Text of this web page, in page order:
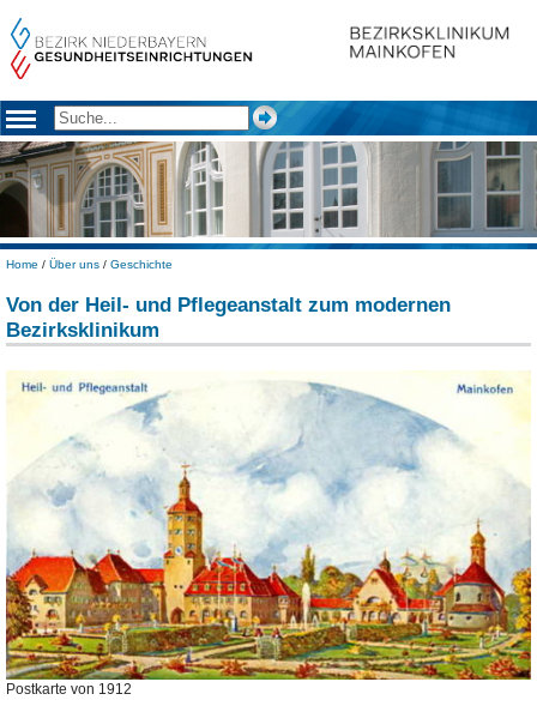
Home / Über uns / Geschichte
Von der Heil- und Pflegeanstalt zum modernen
Bezirksklinikum
Postkarte von 1912